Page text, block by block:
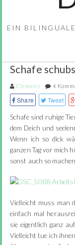
EIN
Schafe
Clemens 4
Share Tweet
Schafe sind ruhige
dem Deich und
Wenn ich so dick
ganzen Tag vor mich
sonst auch so
Vielleicht muss man
einfach mal
sie eigentlich ganz
Vielleicht tue ich